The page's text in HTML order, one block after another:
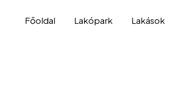
Főoldal Lakópark Lakások